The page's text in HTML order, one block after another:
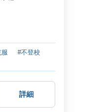
#不登校
詳細